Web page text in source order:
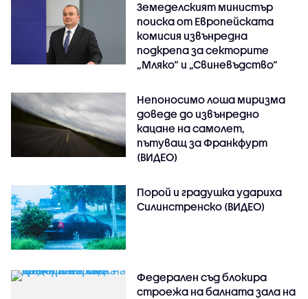
Земеделският министър
поиска от Европейската
комисия извънредна
подкрепа за секторите
„Мляко“ и „Свиневъдство“
Непоносимо лоша миризма
доведе до извънредно
кацане на самолет,
пътуващ за Франкфурт
(ВИДЕО)
Порой и градушка удариха
Силинстренско (ВИДЕО)
Федерален съд блокира
строежа на балната зала на